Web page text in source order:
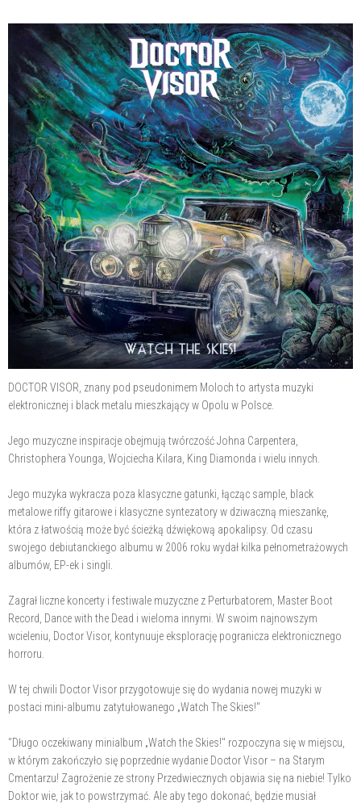
DOCTOR VISOR, znany pod pseudonimem Moloch to artysta muzyki
elektronicznej i black metalu mieszkający w Opolu w Polsce.
Jego muzyczne inspiracje obejmują twórczość Johna Carpentera,
Christophera Younga, Wojciecha Kilara, King Diamonda i wielu innych.
Jego muzyka wykracza poza klasyczne gatunki, łącząc sample, black
metalowe riffy gitarowe i klasyczne syntezatory w dziwaczną mieszankę,
która z łatwością może być ścieżką dźwiękową apokalipsy. Od czasu
swojego debiutanckiego albumu w 2006 roku wydał kilka pełnometrażowych
albumów, EP-ek i singli.
Zagrał liczne koncerty i festiwale muzyczne z Perturbatorem, Master Boot
Record, Dance with the Dead i wieloma innymi. W swoim najnowszym
wcieleniu, Doctor Visor, kontynuuje eksplorację pogranicza elektronicznego
horroru.
W tej chwili Doctor Visor przygotowuje się do wydania nowej muzyki w
postaci mini-albumu zatytułowanego „Watch The Skies!"
"Długo oczekiwany minialbum „Watch the Skies!" rozpoczyna się w miejscu,
w którym zakończyło się poprzednie wydanie Doctor Visor – na Starym
Cmentarzu! Zagrożenie ze strony Przedwiecznych objawia się na niebie! Tylko
Doktor wie, jak to powstrzymać. Ale aby tego dokonać, będzie musiał